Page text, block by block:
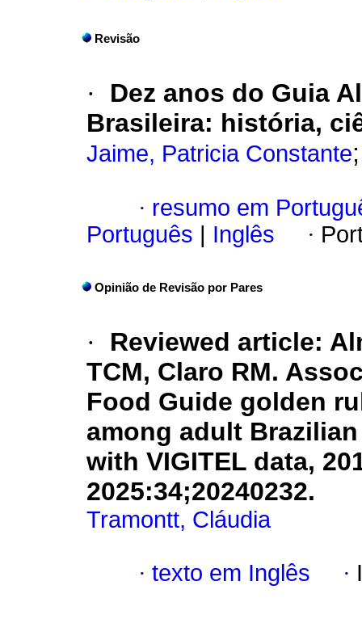
Revisão
·
Dez anos do Guia
Brasileira: história,
Jaime, Patricia Constante
· resumo em
Português
Inglês ·
Opinião de Revisão por Pares
·
Reviewed article:
TCM, Claro RM.
Food Guide golden
among adult
with VIGITEL data,
2025:34;20240232.
Tramontt, Cláudia
· texto em Inglês ·